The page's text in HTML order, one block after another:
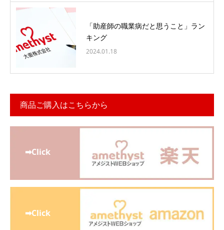
「助産師の職業病だと思うこと」ラン
キング
2024.01.18
商品ご購入はこちらから
➡Click
➡Click